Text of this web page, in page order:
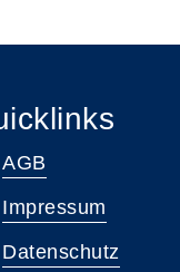
AGB
Impressum
Datenschutz